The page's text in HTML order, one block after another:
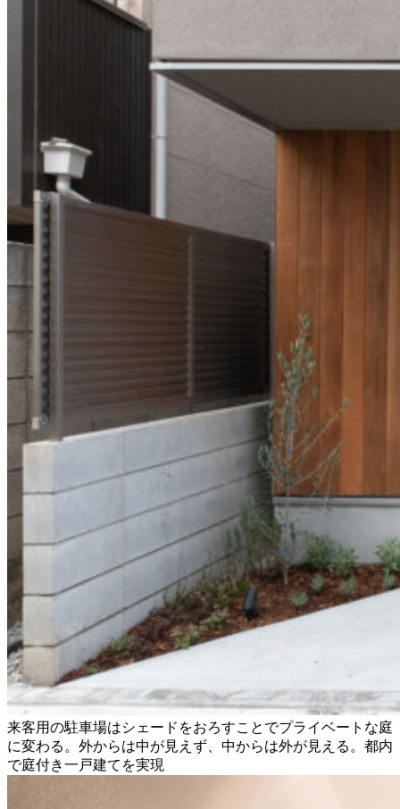
来客用の駐車場はシェードをおろすことでプライベートな庭
に変わる。外からは中が見えず、中からは外が見える。都内
で庭付き一戸建てを実現